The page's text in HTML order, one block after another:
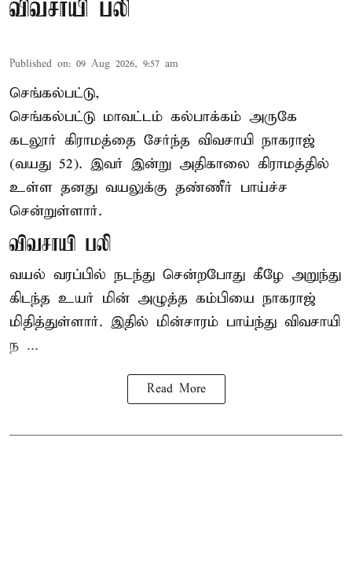
விவசாயி பலி
Published on: 09 Aug 2026, 9:57 am
செங்கல்பட்டு,
செங்கல்பட்டு மாவட்டம் கல்பாக்கம் அருகே
கடலூர் கிராமத்தை சேர்ந்த விவசாயி நாகராஜ்
(வயது 52). இவர் இன்று அதிகாலை கிராமத்தில்
உள்ள தனது வயலுக்கு தண்ணீர் பாய்ச்ச
சென்றுள்ளார்.
விவசாயி பலி
வயல் வரப்பில் நடந்து சென்றபோது கீழே அறுந்து
கிடந்த உயர் மின் அழுத்த கம்பியை நாகராஜ்
மிதித்துள்ளார். இதில் மின்சாரம் பாய்ந்து விவசாயி
ந ...
Read More